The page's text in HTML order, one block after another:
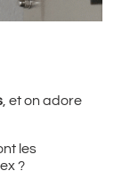
, et on adore
les
?